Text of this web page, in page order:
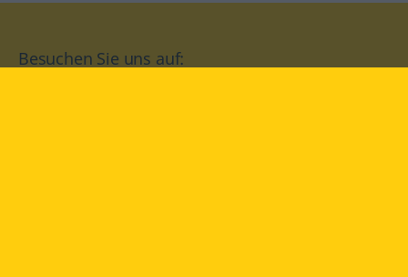
Besuchen Sie uns auf: